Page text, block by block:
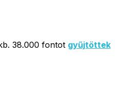
38.000 fontot gyűjtöttek